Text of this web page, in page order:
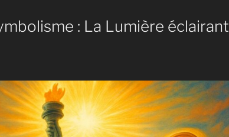
: La Lumière éclairant